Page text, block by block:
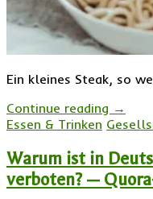
Ein kleines Steak, so
Continue reading →
Essen & Trinken
Warum ist in
verboten? —